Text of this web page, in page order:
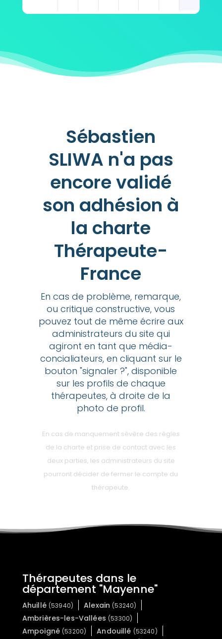
Sébastien
SLIWA n'a pas
encore validé
son adhésion à
la charte
Thérapeute-
France
En cas de problème, remarque,
ou critique constructive, vous
pouvez tout de même écrire aux
administrateurs du site qui
agiront en tant que média-
concialiateurs, en cliquant sur le
bouton "signaler ?", disponible
sur les profils de chaque
thérapeutes, à droite de la
photo de profil.
En cas de manquement sévère des règles
de la charte et prise de contact avec les
deux parties, les administrateurs du site
pourront décider de fermer le compte du
thérapeute.
Thérapeutes dans le
département "Mayenne"
Ahuillé (53940) Alexain (53240)
Ambrières-les-Vallées (53300)
Ampoigné (53200) Andouillé (53240)